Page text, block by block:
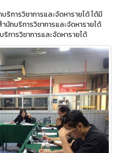
ริการวิชาการและจัดหารายได้ ได้มี
กบริการวิชาการและจัดหารายได้
การวิชาการและจัดหารายได้